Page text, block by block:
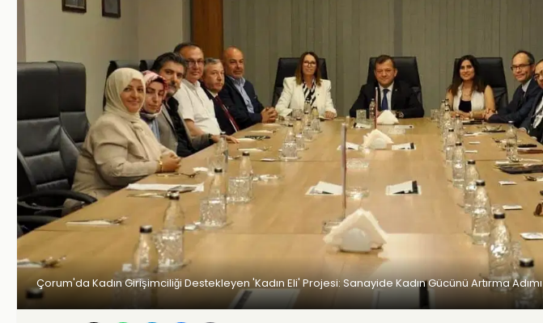
Çorum'da Kadın Girişimciliği Destekleyen 'Kadın Eli' Projesi: Sanayide Kadın Gücünü Artırma Adımı